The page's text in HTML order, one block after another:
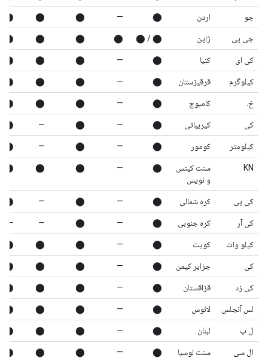
جو اردن ⬤
—
⬤
⬤
⬤
جی پی ژاپن ⬤ / ⬤
⬤
⬤
⬤
⬤
کی ای کنیا ⬤
—
⬤
⬤
⬤
کیلوگرم قرقیزستان ⬤
—
⬤
⬤
⬤
خ. کامبوج ⬤
—
⬤
⬤
⬤
کی کیریباتی ⬤
—
⬤
—
⬤
کیلومتر کومور ⬤
—
⬤
—
⬤
KN
سنت کیتس
و نویس
⬤
—
⬤
⬤
⬤
کی پی کره شمالی ⬤
—
⬤
—
⬤
کی آر کره جنوبی ⬤
—
⬤
—
—
کیلو وات کویت ⬤
—
⬤
⬤
⬤
کی جزایر کیمن ⬤
—
⬤
⬤
⬤
کی زد قزاقستان ⬤
—
⬤
⬤
⬤
لس آنجلس لائوس ⬤
—
⬤
⬤
⬤
ل ب لبنان ⬤
—
⬤
⬤
⬤
ال سی سنت لوسیا ⬤
—
⬤
⬤
⬤